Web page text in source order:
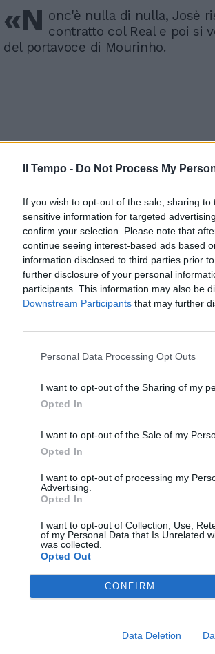
Il Tempo - Do Not Process My
If you wish to opt-out of the sale, sharing
sensitive information for targeted
confirm your selection. Please note that
continue seeing interest-based ads based
information disclosed to third parties prior
further disclosure of your personal
participants. This information may also be
Downstream Participants that may further
Personal Data Processing Opt Outs
I want to opt-out of the Sharing of my
Opted In
I want to opt-out of the Sale of my
Opted In
I want to opt-out of processing my
Advertising.
Opted In
I want to opt-out of Collection, Use,
of my Personal Data that Is Unrelated
was collected.
Opted Out
CONFIRM
Data Deletion
«N onc'è nulla di nulla, Josè
contratto col Real e poi si
del portavoce di Mourinho.